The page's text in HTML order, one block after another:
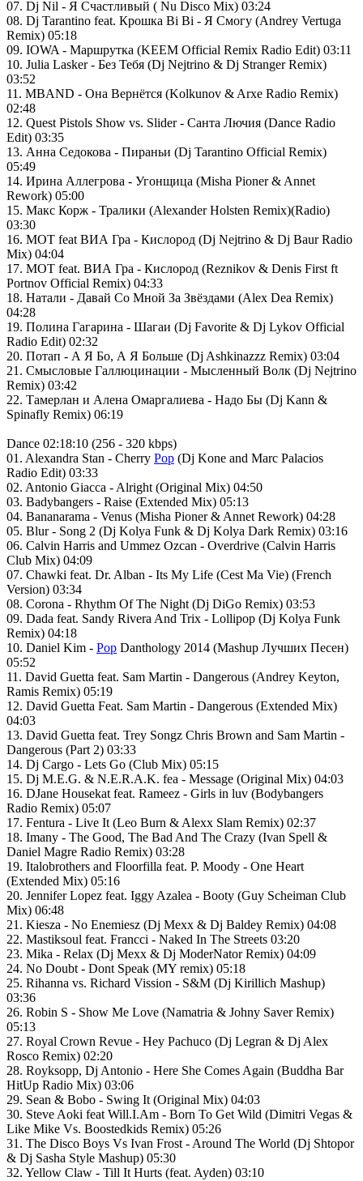
07. Dj Nil - Я Cчастливый ( Nu Disco Mix) 03:24
08. Dj Tarantino feat. Крошка Bi Bi - Я Смогу (Andrey Vertuga
Remix) 05:18
09. IOWA - Маршрутка (KEEM Official Remix Radio Edit) 03:11
10. Julia Lasker - Без Тебя (Dj Nejtrino & Dj Stranger Remix)
03:52
11. MBAND - Она Вернётся (Kolkunov & Arxe Radio Remix)
02:48
12. Quest Pistols Show vs. Slider - Санта Лючия (Dance Radio
Edit) 03:35
13. Анна Седокова - Пираньи (Dj Tarantino Official Remix)
05:49
14. Ирина Аллегрова - Угонщица (Misha Pioner & Annet
Rework) 05:00
15. Макс Корж - Тралики (Alexander Holsten Remix)(Radio)
03:30
16. МОТ feat ВИА Гра - Кислород (Dj Nejtrino & Dj Baur Radio
Mix) 04:04
17. МОТ feat. ВИА Гра - Кислород (Reznikov & Denis First ft
Portnov Official Remix) 04:33
18. Натали - Давай Со Мной За Звёздами (Alex Dea Remix)
04:28
19. Полина Гагарина - Шагаи (Dj Favorite & Dj Lykov Official
Radio Edit) 02:32
20. Потап - А Я Бо, А Я Больше (Dj Ashkinazzz Remix) 03:04
21. Смысловые Галлюцинации - Мысленный Волк (Dj Nejtrino
Remix) 03:42
22. Тамерлан и Алена Омаргалиева - Надо Бы (Dj Kann &
Spinafly Remix) 06:19
Dance 02:18:10 (256 - 320 kbps)
01. Alexandra Stan - Cherry Pop (Dj Kone and Marc Palacios
Radio Edit) 03:33
02. Antonio Giacca - Alright (Original Mix) 04:50
03. Badybangers - Raise (Extended Mix) 05:13
04. Bananarama - Venus (Misha Pioner & Annet Rework) 04:28
05. Blur - Song 2 (Dj Kolya Funk & Dj Kolya Dark Remix) 03:16
06. Calvin Harris and Ummez Ozcan - Overdrive (Calvin Harris
Club Mix) 04:09
07. Chawki feat. Dr. Alban - Its My Life (Cest Ma Vie) (French
Version) 03:34
08. Corona - Rhythm Of The Night (Dj DiGo Remix) 03:53
09. Dada feat. Sandy Rivera And Trix - Lollipop (Dj Kolya Funk
Remix) 04:18
10. Daniel Kim - Pop Danthology 2014 (Mashup Лучших Песен)
05:52
11. David Guetta feat. Sam Martin - Dangerous (Andrey Keyton,
Ramis Remix) 05:19
12. David Guetta Feat. Sam Martin - Dangerous (Extended Mix)
04:03
13. David Guetta feat. Trey Songz Chris Brown and Sam Martin -
Dangerous (Part 2) 03:33
14. Dj Cargo - Lets Go (Club Mix) 05:15
15. Dj M.E.G. & N.E.R.A.K. fea - Message (Original Mix) 04:03
16. DJane Housekat feat. Rameez - Girls in luv (Bodybangers
Radio Remix) 05:07
17. Fentura - Live It (Leo Burn & Alexx Slam Remix) 02:37
18. Imany - The Good, The Bad And The Crazy (Ivan Spell &
Daniel Magre Radio Remix) 03:28
19. Italobrothers and Floorfilla feat. P. Moody - One Heart
(Extended Mix) 05:16
20. Jennifer Lopez feat. Iggy Azalea - Booty (Guy Scheiman Club
Mix) 06:48
21. Kiesza - No Enemiesz (Dj Mexx & Dj Baldey Remix) 04:08
22. Mastiksoul feat. Francci - Naked In The Streets 03:20
23. Mika - Relax (Dj Mexx & Dj ModerNator Remix) 04:09
24. No Doubt - Dont Speak (MY remix) 05:18
25. Rihanna vs. Richard Vission - S&M (Dj Kirillich Mashup)
03:36
26. Robin S - Show Me Love (Namatria & Johny Saver Remix)
05:13
27. Royal Crown Revue - Hey Pachuco (Dj Legran & Dj Alex
Rosco Remix) 02:20
28. Royksopp, Dj Antonio - Here She Comes Again (Buddha Bar
HitUp Radio Mix) 03:06
29. Sean & Bobo - Swing It (Original Mix) 04:03
30. Steve Aoki feat Will.I.Am - Born To Get Wild (Dimitri Vegas &
Like Mike Vs. Boostedkids Remix) 05:26
31. The Disco Boys Vs Ivan Frost - Around The World (Dj Shtopor
& Dj Sasha Style Mashup) 05:30
32. Yellow Claw - Till It Hurts (feat. Ayden) 03:10